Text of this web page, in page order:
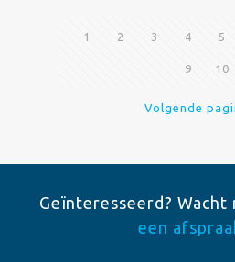
1 2 3 4 5
9 10
Volgende
Geïnteresseerd? Wacht
een